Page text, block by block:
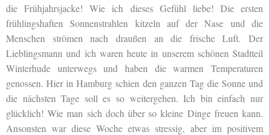
die Frühjahrsjacke! Wie ich dieses Gefühl liebe! Die ersten
frühlingshaften Sonnenstrahlen kitzeln auf der Nase und die
Menschen strömen nach draußen an die frische Luft. Der
Lieblingsmann und ich waren heute in unserem schönen Stadtteil
Winterhude unterwegs und haben die warmen Temperaturen
genossen. Hier in Hamburg schien den ganzen Tag die Sonne und
die nächsten Tage soll es so weitergehen. Ich bin einfach nur
glücklich! Wie man sich doch über so kleine Dinge freuen kann.
Ansonsten war diese Woche etwas stressig, aber im positivem